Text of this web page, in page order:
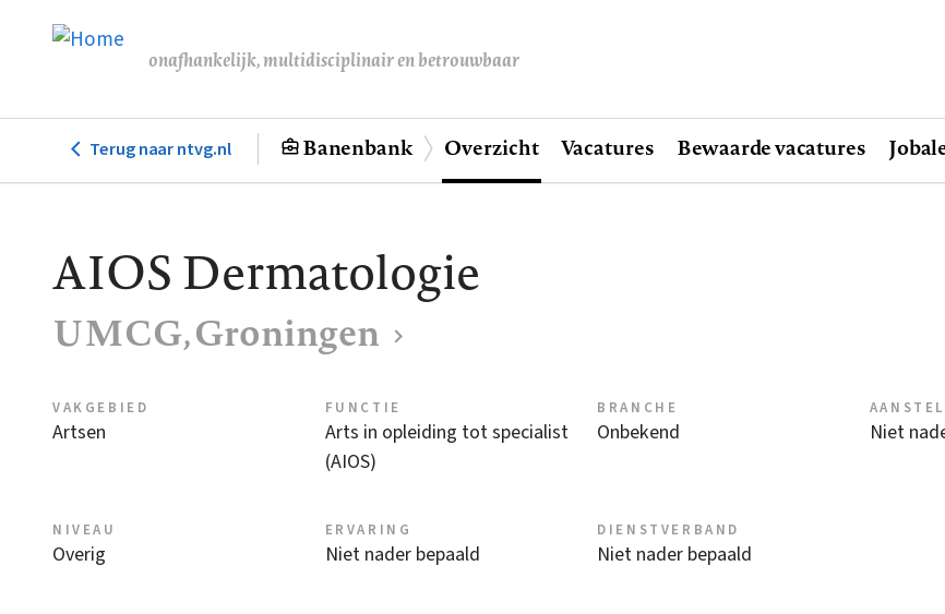
de
onafhankelijk, multidisciplinair en betrouwbaar
Hoofdnavigatie
Terug naar ntvg.nl Banenbank Overzicht Vacatures Bewaarde vacatures
AIOS Dermatologie
UMCG, Groningen
VAKGEBIED
Artsen
FUNCTIE
Arts in opleiding tot specialist
(AIOS)
BRANCHE
Onbekend Niet
NIVEAU
Overig
ERVARING
Niet nader bepaald
DIENSTVERBAND
Niet nader bepaald